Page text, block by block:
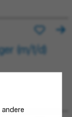
andere
(m/f/d)